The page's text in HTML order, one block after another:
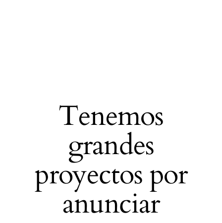
Tenemos
grandes
proyectos por
anunciar